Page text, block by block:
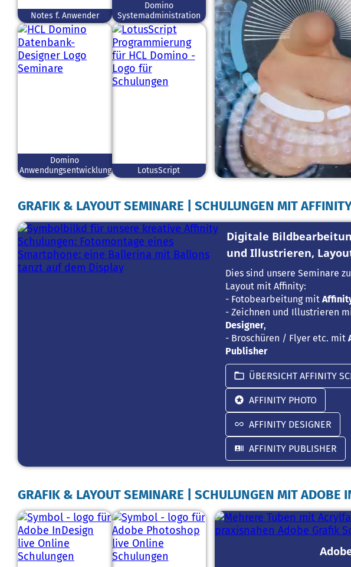
Notes f. Anwender
Domino
Systemadministration
Domino
Anwendungsentwicklung
LotusScript
GRAFIK & LAYOUT SEMINARE | SCHULUNGEN MIT
Digitale
und Illustrieren,
Dies sind unsere Seminare
Layout mit Affinity:
- Fotobearbeitung mit
- Zeichnen und Illustrieren
Designer,
- Broschüren / Flyer etc. mit
Publisher
ÜBERSICHT AFFINITY
AFFINITY PHOTO
AFFINITY DESIGNER
AFFINITY PUBLISHER
GRAFIK & LAYOUT SEMINARE | SCHULUNGEN MIT ADOBE